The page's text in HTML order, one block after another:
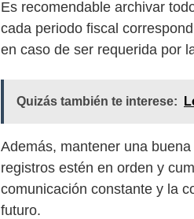
Es recomendable archivar
cada periodo fiscal
en caso de ser requerida por
Quizás también te interese:
Además, mantener una
registros estén en orden y
comunicación constante y la
futuro.